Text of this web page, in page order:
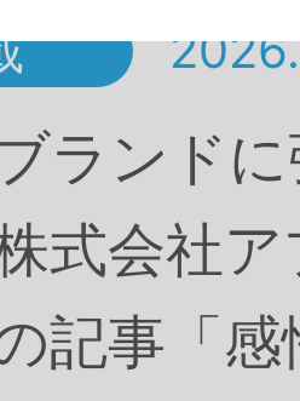
ランド
式会社
記事「